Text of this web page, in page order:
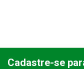
Cadastre-se